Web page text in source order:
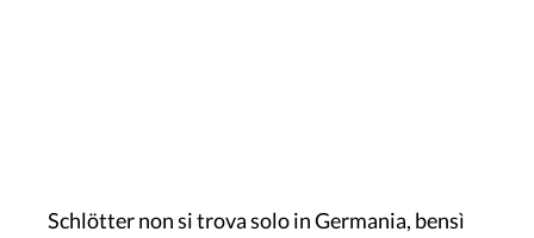
Schlötter non si trova solo in Germania, bensì